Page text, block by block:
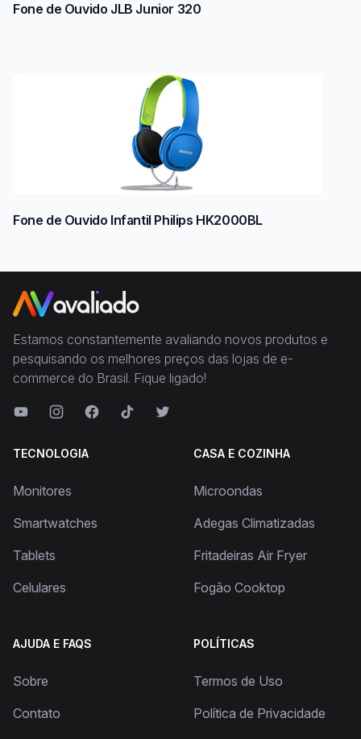
Fone de Ouvido JLB Junior 320
Fone de Ouvido Infantil Philips HK2000BL
Estamos constantemente avaliando novos produtos e
pesquisando os melhores preços das lojas de e-
commerce do Brasil. Fique ligado!
TECNOLOGIA
Monitores
Smartwatches
Tablets
Celulares
CASA E COZINHA
Microondas
Adegas Climatizadas
Fritadeiras Air Fryer
Fogão Cooktop
AJUDA E FAQS
Sobre
Contato
POLÍTICAS
Termos de Uso
Política de Privacidade